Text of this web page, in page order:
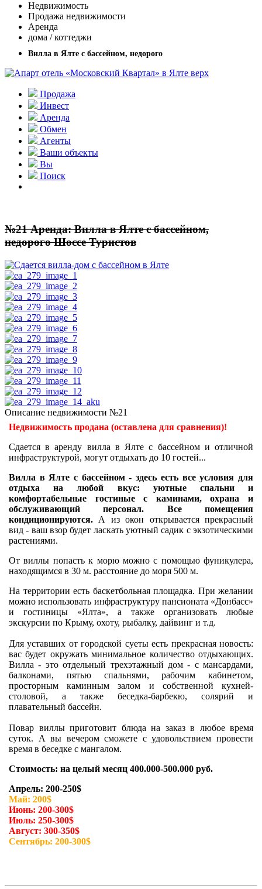
Недвижимость
Продажа недвижимости
Аренда
дома / коттеджи
Вилла в Ялте с бассейном, недорого
Продажа
Инвест
Аренда
Обмен
Агенты
Ваши объекты
Вы
Поиск
№21 Аренда: Вилла в Ялте с бассейном,
недорого Шоссе Туристов
Описание недвижимости №21
Недвижимость продана (оставлена для сравнения)!
Сдается в аренду вилла в Ялте с бассейном и отличной
инфраструктурой, могут отдыхать до 10 гостей...
Вилла в Ялте с бассейном - здесь есть все условия для
отдыха на любой вкус: уютные спальни и
комфортабельные гостиные с каминами, охрана и
обслуживающий персонал. Все помещения
кондиционируются. А из окон открывается прекрасный
вид - ваш взор будет ласкать уютный садик с экзотическими
растениями.
От виллы попасть к морю можно с помощью фуникулера,
находящимся в 30 м. расстояние до моря 500 м.
На территории есть баскетбольная площадка. При желании
можно использовать инфраструктуру пансионата «Донбасс»
и гостиницы «Ялта», а также организовать любые
экскурсии по Крыму, охоту, рыбалку, дайвинг и т.д.
Для уставших от городской суеты есть прекрасная новость:
вас будет окружать минимальное количество отдыхающих.
Вилла - это отдельный трехэтажный дом - с мансардами,
балконами, пятью спальнями, рабочим кабинетом,
просторным каминным залом и собственной кухней-
столовой, а также беседка-барбекю, солярий и
плавательный бассейн.
Повар виллы приготовит блюда на заказ в любое время
суток. А вы вечером сможете с удовольствием провести
время в беседке с мангалом.
Стоимость: на целый месяц 400.000-500.000 руб.
Апрель: 200-250$
Май: 200$
Июнь: 200-300$
Июль: 250-300$
Август: 300-350$
Сентябрь: 200-300$